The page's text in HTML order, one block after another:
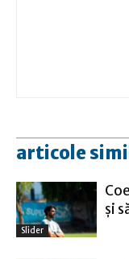
articole
Slider
şi